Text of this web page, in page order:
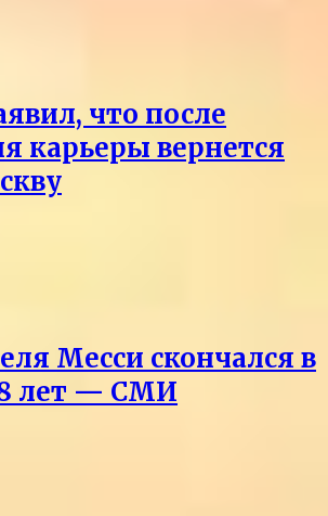
что после
карьеры вернется
Месси скончался в
лет — СМИ